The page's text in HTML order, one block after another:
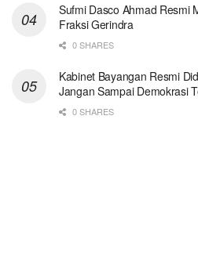
Sufmi Dasco Ahmad Resmi
Fraksi Gerindra
0 SHARES
Kabinet Bayangan Resmi
Jangan Sampai Demokrasi
0 SHARES